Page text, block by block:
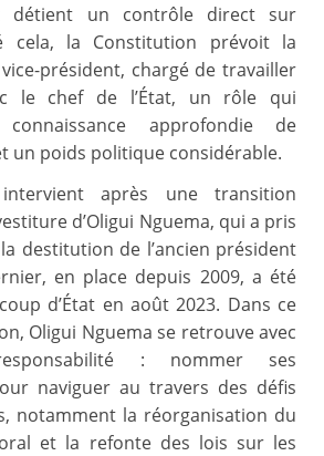
détient un contrôle direct sur
cela, la Constitution prévoit la
président, chargé de travailler
le chef de l’État, un rôle qui
approfondie de
un poids politique considérable.
après une transition
d’Oligui Nguema, qui a pris
destitution de l’ancien président
en place depuis 2009, a été
d’État en août 2023. Dans ce
Oligui Nguema se retrouve avec
: nommer ses
naviguer au travers des défis
notamment la réorganisation du
et la refonte des lois sur les